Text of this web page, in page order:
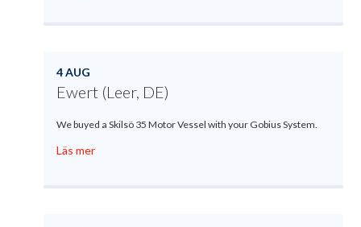
4 AUG
Ewert (Leer, DE)
We buyed a Skilsö 35 Motor Vessel with your Gobius System.
Läs mer